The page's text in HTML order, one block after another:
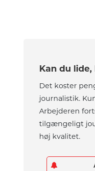
Kan du
Det koster
journalistik.
Arbejderen
tilgængeligt
høj kvalitet.